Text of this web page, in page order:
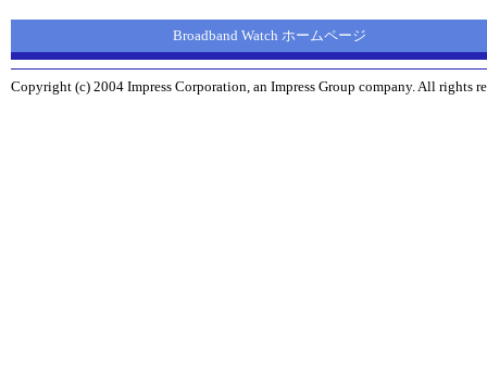
Broadband Watch ホームページ
Copyright (c) 2004 Impress Corporation, an Impress Group company. All rights